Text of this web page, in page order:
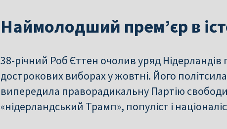
Наймолодший прем’єр в
38-річний Роб Єттен очолив уряд Нідерландів
дострокових виборах у жовтні. Його
випередила праворадикальну Партію
«нідерландський Трамп», популіст і